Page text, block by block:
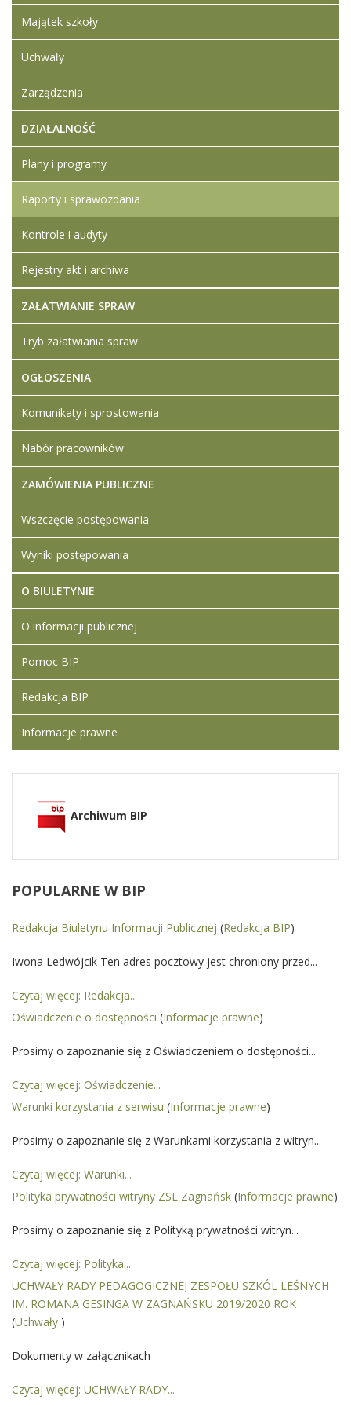
2025
RACHUNEK
STRAT 2025
Artykuł został
zmieniony.
08
2026
Majątek szkoły
Uchwały
Zarządzenia
DZIAŁALNOŚĆ
Plany i programy
Raporty i sprawozdania
Kontrole i audyty
Rejestry akt i archiwa
ZAŁATWIANIE SPRAW
Tryb załatwiania spraw
OGŁOSZENIA
Komunikaty i sprostowania
Nabór pracowników
ZAMÓWIENIA PUBLICZNE
Wszczęcie postępowania
Wyniki postępowania
O BIULETYNIE
O informacji publicznej
Pomoc BIP
Redakcja BIP
Informacje prawne
Archiwum BIP
POPULARNE W BIP
Redakcja Biuletynu Informacji Publicznej (Redakcja BIP)
Iwona Ledwójcik Ten adres pocztowy jest chroniony przed...
Czytaj więcej: Redakcja...
Oświadczenie o dostępności (Informacje prawne)
Prosimy o zapoznanie się z Oświadczeniem o dostępności...
Czytaj więcej: Oświadczenie...
Warunki korzystania z serwisu (Informacje prawne)
Prosimy o zapoznanie się z Warunkami korzystania z witryn...
Czytaj więcej: Warunki...
Polityka prywatności witryny ZSL Zagnańsk (Informacje prawne)
Prosimy o zapoznanie się z Polityką prywatności witryn...
Czytaj więcej: Polityka...
UCHWAŁY RADY PEDAGOGICZNEJ ZESPOŁU SZKÓL LEŚNYCH
IM. ROMANA GESINGA W ZAGNAŃSKU 2019/2020 ROK
(Uchwały )
Dokumenty w załącznikach
Czytaj więcej: UCHWAŁY RADY...